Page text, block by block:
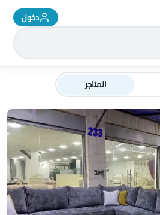
دخول
المتاجر